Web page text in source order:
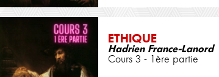
ETHIQUE
Hadrien France-Lanord
Cours 3 - 1ère partie